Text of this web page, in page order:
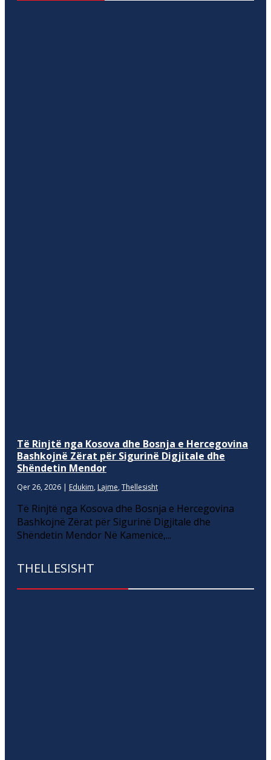
Të Rinjtë nga Kosova dhe Bosnja e Hercegovina
Bashkojnë Zërat për Sigurinë Digjitale dhe
Shëndetin Mendor
Qer 26, 2026 | Edukim, Lajme, Thellesisht
Të Rinjtë nga Kosova dhe Bosnja e Hercegovina
Bashkojnë Zërat për Sigurinë Digjitale dhe
Shëndetin Mendor Në Kamenicë,...
THELLESISHT